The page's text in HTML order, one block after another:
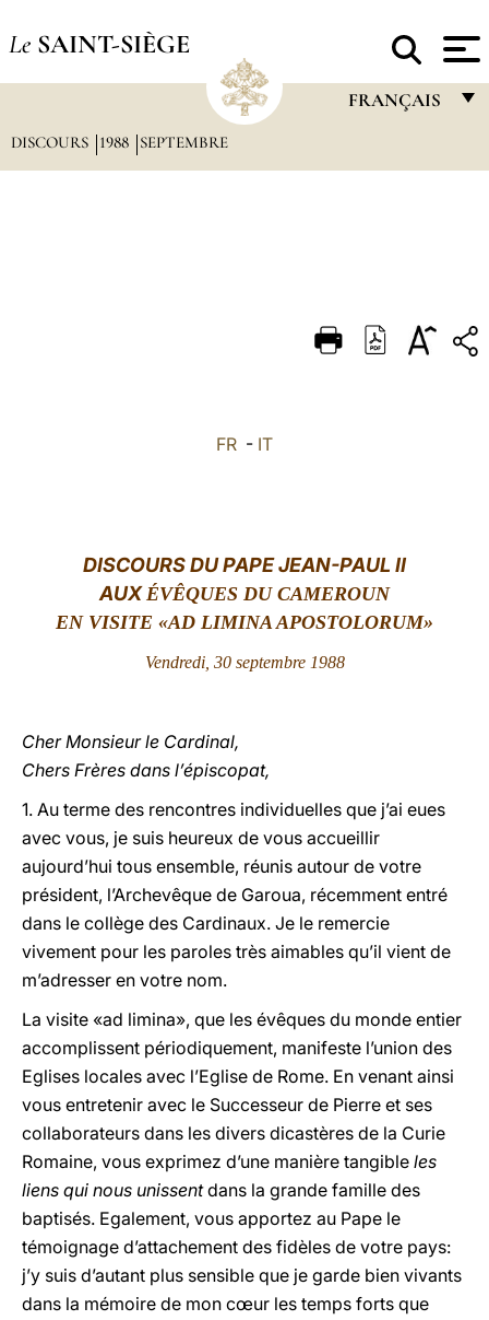
Le SAINT-SIÈGE
FRANÇAIS
DEUTSCH
DISCOURS 1988 SEPTEMBRE
FR - IT
DISCOURS DU PAPE JEAN-PAUL II
AUXÉVÊQUES DU CAMEROUN
EN VISITE «AD LIMINA APOSTOLORUM»
Vendredi, 30 septembre 1988
Cher Monsieur le Cardinal,
Chers Frères dans l’épiscopat,
1. Au terme des rencontres individuelles que j’ai eues
avec vous, je suis heureux de vous accueillir
aujourd’hui tous ensemble, réunis autour de votre
président, l’Archevêque de Garoua, récemment entré
dans le collège des Cardinaux. Je le remercie
vivement pour les paroles très aimables qu’il vient de
m’adresser en votre nom.
La visite «ad limina», que les évêques du monde entier
accomplissent périodiquement, manifeste l’union des
Eglises locales avec l’Eglise de Rome. En venant ainsi
vous entretenir avec le Successeur de Pierre et ses
collaborateurs dans les divers dicastères de la Curie
Romaine, vous exprimez d’une manière tangible les
liens qui nous unissentdans la grande famille des
baptisés. Egalement, vous apportez au Pape le
témoignage d’attachement des fidèles de votre pays:
j’y suis d’autant plus sensible que je garde bien vivants
dans la mémoire de mon cœur les temps forts que